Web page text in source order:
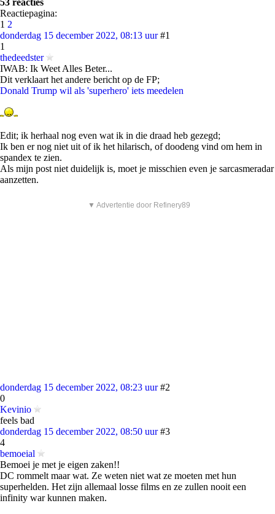
53 reacties
Reactiepagina:
1 2
donderdag 15 december 2022, 08:13 uur #1
1
thedeedster
IWAB: Ik Weet Alles Beter...
Dit verklaart het andere bericht op de FP;
Donald Trump wil als 'superhero' iets meedelen
Edit; ik herhaal nog even wat ik in die draad heb gezegd;
Ik ben er nog niet uit of ik het hilarisch, of doodeng vind om hem in
spandex te zien.
Als mijn post niet duidelijk is, moet je misschien even je sarcasmeradar
aanzetten.
▼ Advertentie door Refinery89
donderdag 15 december 2022, 08:23 uur #2
0
Kevinio
feels bad
donderdag 15 december 2022, 08:50 uur #3
4
bemoeial
Bemoei je met je eigen zaken!!
DC rommelt maar wat. Ze weten niet wat ze moeten met hun
superhelden. Het zijn allemaal losse films en ze zullen nooit een
infinity war kunnen maken.